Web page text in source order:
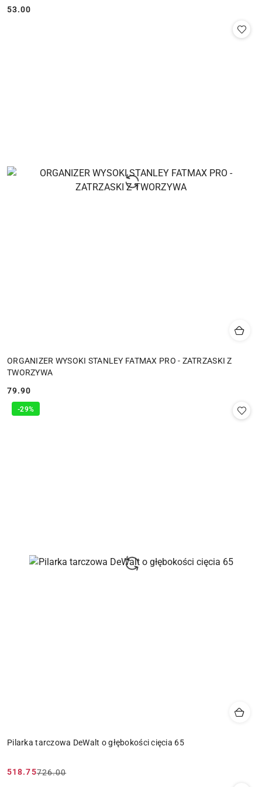
Cena:
53.00
ORGANIZER WYSOKI STANLEY FATMAX PRO - ZATRZASKI Z
TWORZYWA
Cena:
79.90
Pilarka tarczowa DeWalt o głębokości cięcia 65
Cena
518.75
Cena
726.00
-29%